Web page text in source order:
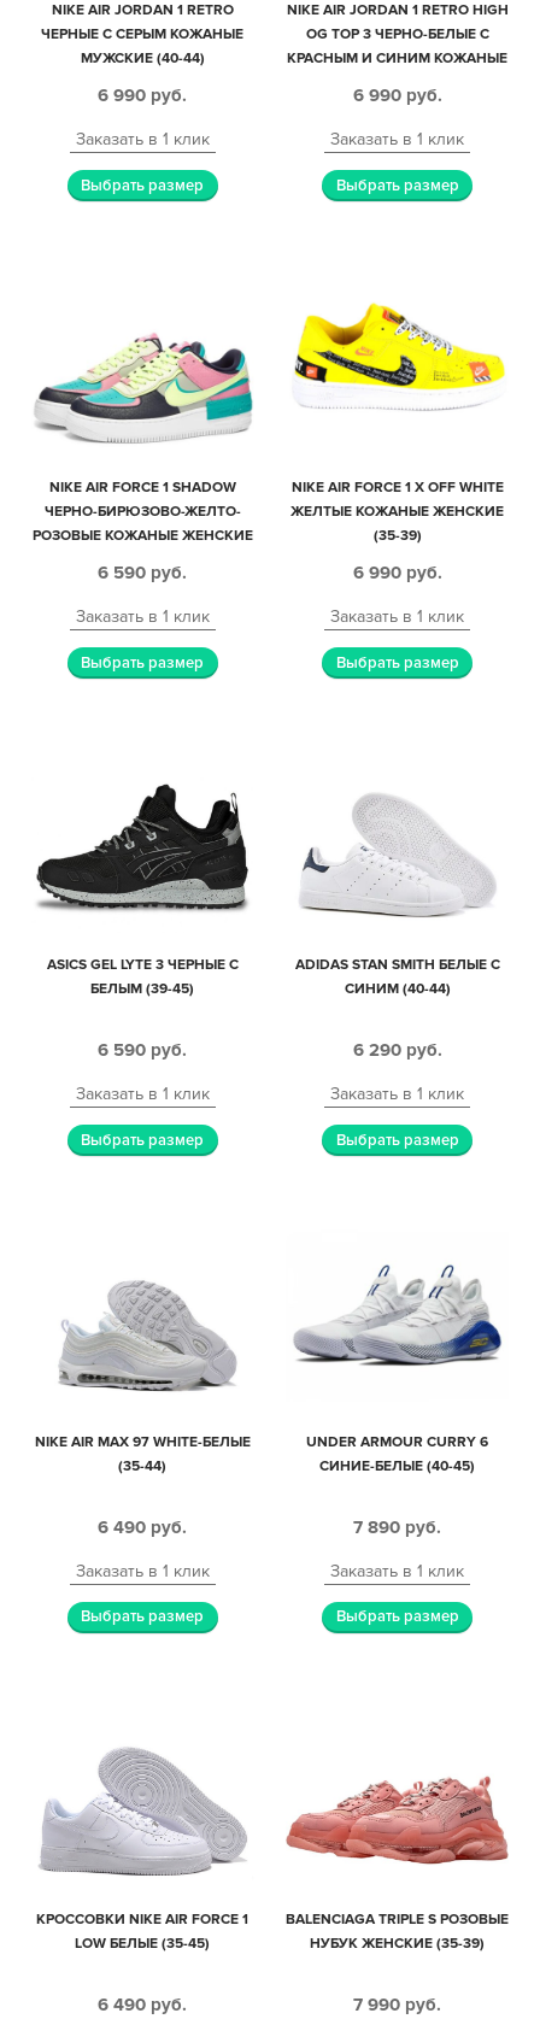
NIKE AIR JORDAN 1 RETRO
ЧЕРНЫЕ С СЕРЫМ КОЖАНЫЕ
МУЖСКИЕ (40-44)
6 990 руб.
Заказать в 1 клик
Выбрать размер
NIKE AIR JORDAN 1 RETRO HIGH
OG TOP 3 ЧЕРНО-БЕЛЫЕ С
КРАСНЫМ И СИНИМ КОЖАНЫЕ
6 990 руб.
Заказать в 1 клик
Выбрать размер
NIKE AIR FORCE 1 SHADOW
ЧЕРНО-БИРЮЗОВО-ЖЕЛТО-
РОЗОВЫЕ КОЖАНЫЕ ЖЕНСКИЕ
6 590 руб.
Заказать в 1 клик
Выбрать размер
NIKE AIR FORCE 1 X OFF WHITE
ЖЕЛТЫЕ КОЖАНЫЕ ЖЕНСКИЕ
(35-39)
6 990 руб.
Заказать в 1 клик
Выбрать размер
ASICS GEL LYTE 3 ЧЕРНЫЕ С
БЕЛЫМ (39-45)
6 590 руб.
Заказать в 1 клик
Выбрать размер
ADIDAS STAN SMITH БЕЛЫЕ С
СИНИМ (40-44)
6 290 руб.
Заказать в 1 клик
Выбрать размер
NIKE AIR MAX 97 WHITE-БЕЛЫЕ
(35-44)
6 490 руб.
Заказать в 1 клик
Выбрать размер
UNDER ARMOUR CURRY 6
СИНИЕ-БЕЛЫЕ (40-45)
7 890 руб.
Заказать в 1 клик
Выбрать размер
КРОССОВКИ NIKE AIR FORCE 1
LOW БЕЛЫЕ (35-45)
6 490 руб.
BALENCIAGA TRIPLE S РОЗОВЫЕ
НУБУК ЖЕНСКИЕ (35-39)
7 990 руб.